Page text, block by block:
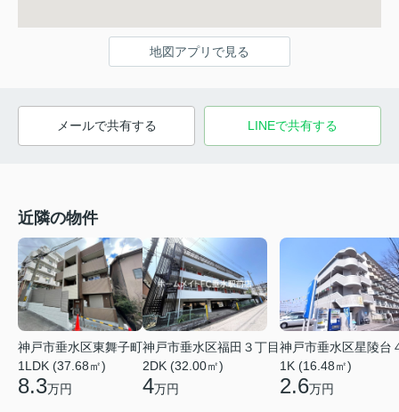
地図アプリで見る
メールで共有する LINEで共有する
近隣の物件
神戸市垂水区東舞子町
1LDK (37.68㎡)
8.3万円
神戸市垂水区福田３丁目
2DK (32.00㎡)
4万円
神戸市垂水区星陵台
1K (16.48㎡)
2.6万円